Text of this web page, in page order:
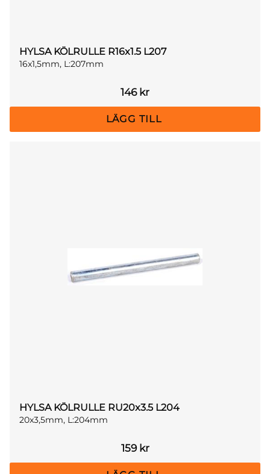
HYLSA KÖLRULLE R16x1.5 L207
16x1,5mm, L:207mm
146kr
HYLSA KÖLRULLE RU20x3.5 L204
20x3,5mm, L:204mm
159kr